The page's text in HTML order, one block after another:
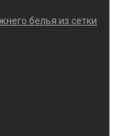
белья из сетки